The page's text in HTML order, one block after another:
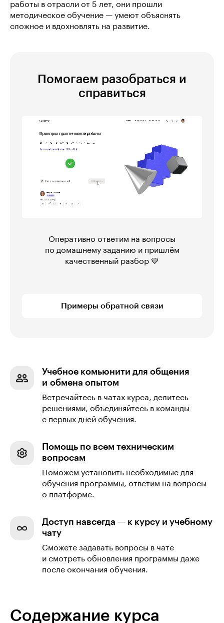
работы в отрасли от 5 лет, они прошли
методическое обучение — умеют объяснять
сложное и вдохновлять на развитие.
Помогаем разобраться и
справиться
Оперативно ответим на вопросы
по домашнему заданию и пришлём
качественный разбор 💙
Примеры обратной связи
Учебное комьюнити для общения
и обмена опытом
Встречайтесь в чатах курса, делитесь
решениями, объединяйтесь в команды
с первых дней обучения.
Помощь по всем техническим
вопросам
Поможем установить необходимые для
обучения программы, ответим на вопросы
о платформе.
Доступ навсегда — к курсу и учебному
чату
Сможете задавать вопросы в чате
и смотреть обновления программы даже
после окончания обучения.
Содержание курса